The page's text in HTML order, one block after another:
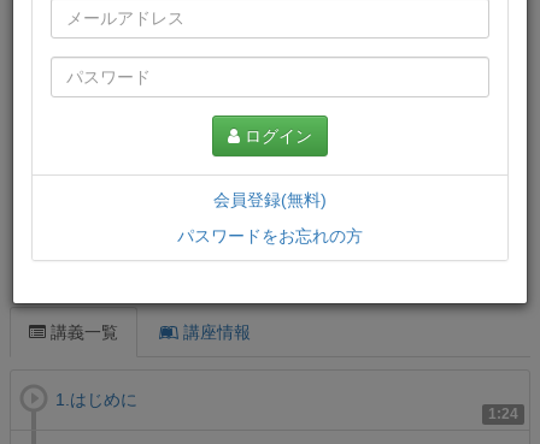
講義一覧 講座情報
1:24
1.はじめに
ログイン
会員登録(無料)
パスワードをお忘れの方